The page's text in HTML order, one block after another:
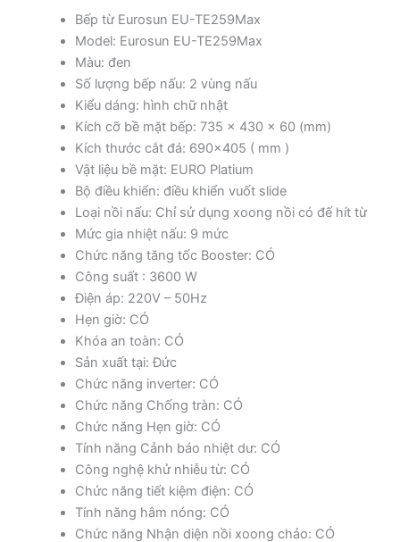
Bếp từ Eurosun EU-TE259Max
Model: Eurosun EU-TE259Max
Màu: đen
Số lượng bếp nấu: 2 vùng nấu
Kiểu dáng: hình chữ nhật
Kích cỡ bề mặt bếp: 735 x 430 x 60 (mm)
Kích thước cắt đá: 690×405 ( mm )
Vật liệu bề mặt: EURO Platium
Bộ điều khiển: điều khiển vuốt slide
Loại nồi nấu: Chỉ sử dụng xoong nồi có đế hít từ
Mức gia nhiệt nấu: 9 mức
Chức năng tăng tốc Booster: CÓ
Công suất : 3600 W
Điện áp: 220V – 50Hz
Hẹn giờ: CÓ
Khóa an toàn: CÓ
Sản xuất tại: Đức
Chức năng inverter: CÓ
Chức năng Chống tràn: CÓ
Chức năng Hẹn giờ: CÓ
Tính năng Cảnh báo nhiệt dư: CÓ
Công nghệ khử nhiễu từ: CÓ
Chức năng tiết kiệm điện: CÓ
Tính năng hâm nóng: CÓ
Chức năng Nhận diện nồi xoong chảo: CÓ